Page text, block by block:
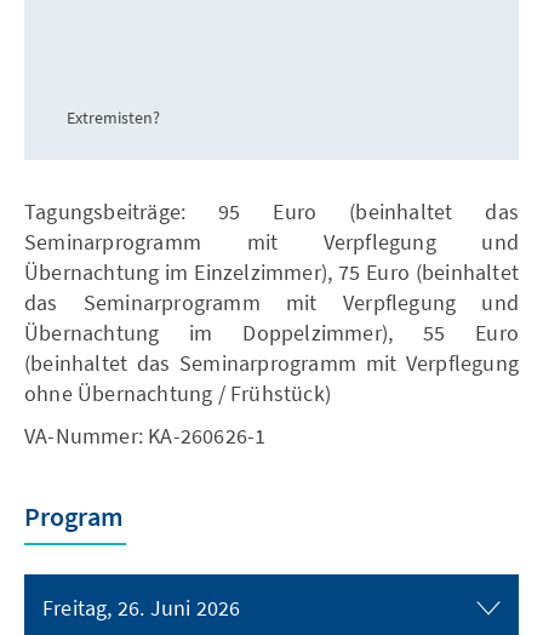
Extremisten?
Tagungsbeiträge: 95 Euro (beinhaltet das
Seminarprogramm mit Verpflegung und
Übernachtung im Einzelzimmer), 75 Euro (beinhaltet
das Seminarprogramm mit Verpflegung und
Übernachtung im Doppelzimmer), 55 Euro
(beinhaltet das Seminarprogramm mit Verpflegung
ohne Übernachtung / Frühstück)
VA-Nummer: KA-260626-1
Program
Freitag, 26. Juni 2026